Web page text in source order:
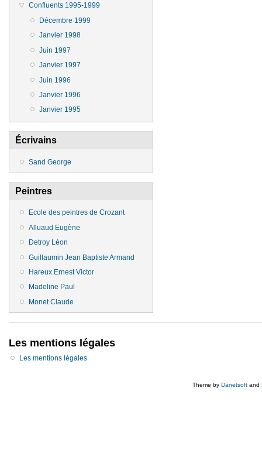
Confluents 1995-1999
Décembre 1999
Janvier 1998
Juin 1997
Janvier 1997
Juin 1996
Janvier 1996
Janvier 1995
Écrivains
Sand George
Peintres
Ecole des peintres de Crozant
Alluaud Eugène
Detroy Léon
Guillaumin Jean Baptiste Armand
Hareux Ernest Victor
Madeline Paul
Monet Claude
Les mentions légales
Les mentions légales
Theme by Danetsoft and